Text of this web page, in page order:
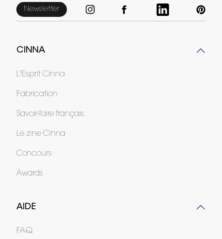
Newsletter
CINNA
L'Esprit Cinna
Fabrication
Savoir-faire français
Le zine Cinna
Concours
Awards
AIDE
FAQ